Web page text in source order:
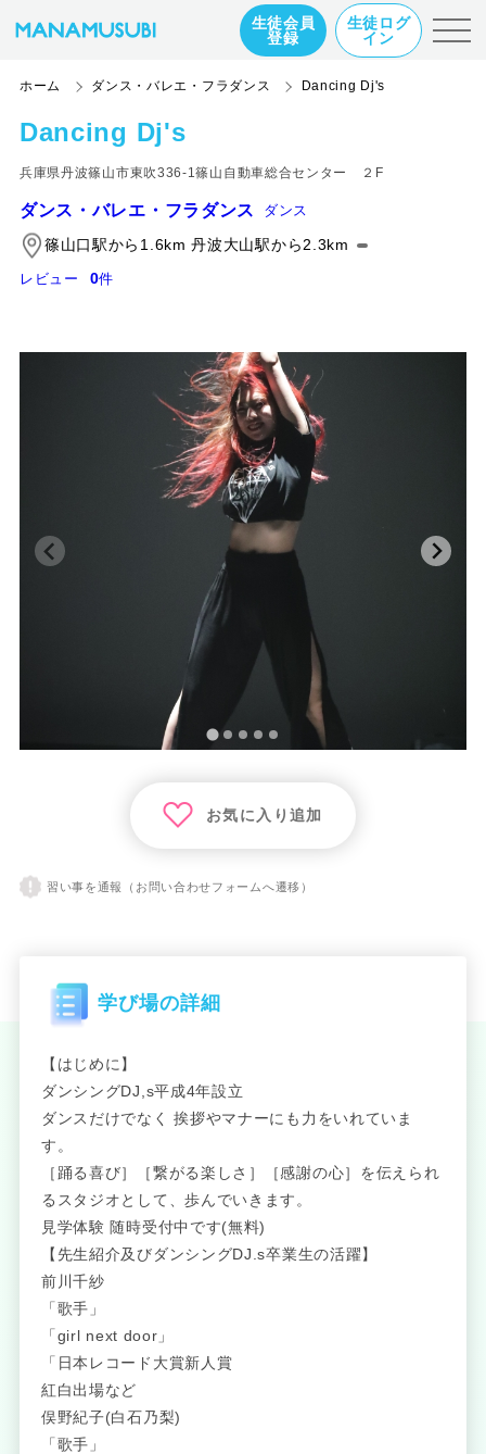
生徒会員
登録
生徒ログ
イン
ホーム ダンス・バレエ・フラダンス Dancing Dj's
Dancing Dj's
兵庫県丹波篠山市東吹336-1篠山自動車総合センター ２F
ダンス・バレエ・フラダンス ダンス
篠山口駅から1.6km 丹波大山駅から2.3km
レビュー 0件
お気に入り追加
習い事を通報（お問い合わせフォームへ遷移）
学び場の詳細
【はじめに】
ダンシングDJ,s平成4年設立
ダンスだけでなく 挨拶やマナーにも力をいれていま
す。
［踊る喜び］［繋がる楽しさ］［感謝の心］を伝えられ
るスタジオとして、歩んでいきます。
見学体験 随時受付中です(無料)
【先生紹介及びダンシングDJ.s卒業生の活躍】
前川千紗
「歌手」
「girl next door」
「日本レコード大賞新人賞
紅白出場など
俣野紀子(白石乃梨)
「歌手」